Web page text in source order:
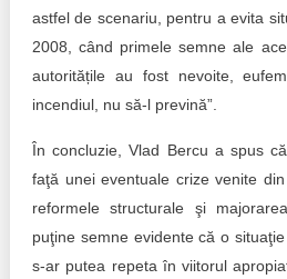
astfel de scenariu, pentru a evita
2008, când primele semne ale
autoritățile au fost nevoite,
incendiul, nu să-l prevină”.
În concluzie, Vlad Bercu a spus
faţă unei eventuale crize venite
reformele structurale şi
puţine semne evidente că o
s-ar putea repeta în viitorul